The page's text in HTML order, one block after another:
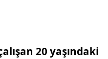
20 yaşındaki